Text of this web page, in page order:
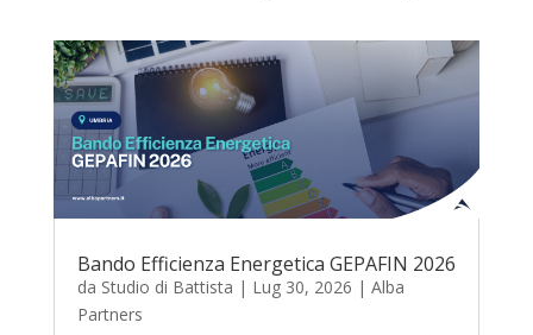
Bando Efficienza Energetica GEPAFIN 2026
da Studio di Battista | Lug 30, 2026 | Alba
Partners